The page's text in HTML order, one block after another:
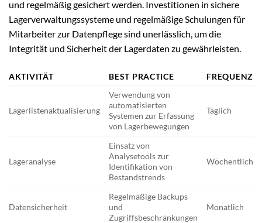
und regelmäßig gesichert werden. Investitionen in sichere
Lagerverwaltungssysteme und regelmäßige Schulungen für
Mitarbeiter zur Datenpflege sind unerlässlich, um die
Integrität und Sicherheit der Lagerdaten zu gewährleisten.
AKTIVITÄT BEST PRACTICE FREQUENZ
Lagerlistenaktualisierung
Verwendung von
automatisierten
Systemen zur Erfassung
von Lagerbewegungen
Täglich
Lageranalyse
Einsatz von
Analysetools zur
Identifikation von
Bestandstrends
Wöchentlich
Datensicherheit
Regelmäßige Backups
und
Zugriffsbeschränkungen
Monatlich